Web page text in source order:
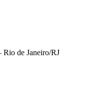
Rio de Janeiro/RJ